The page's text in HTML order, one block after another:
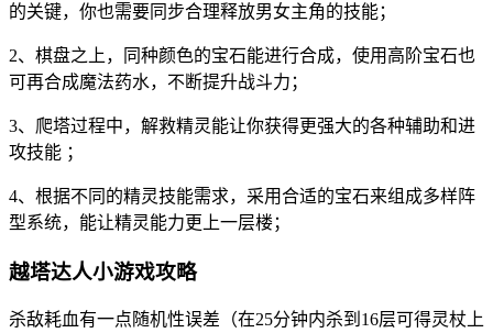
的关键，你也需要同步合理释放男女主角的技能；
2、棋盘之上，同种颜色的宝石能进行合成，使用高阶宝石也
可再合成魔法药水，不断提升战斗力；
3、爬塔过程中，解救精灵能让你获得更强大的各种辅助和进
攻技能 ；
4、根据不同的精灵技能需求，采用合适的宝石来组成多样阵
型系统，能让精灵能力更上一层楼；
越塔达人小游戏攻略
杀敌耗血有一点随机性误差（在25分钟内杀到16层可得灵杖上